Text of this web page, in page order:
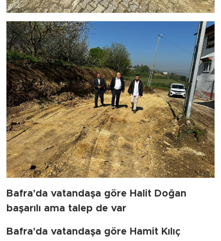
Bafra'da vatandaşa göre Halit Doğan
başarılı ama talep de var
Bafra'da vatandaşa göre Hamit Kılıç